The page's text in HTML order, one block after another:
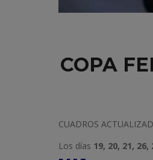
COPA
CUADROS
Los días 19, 20, 21, 26,